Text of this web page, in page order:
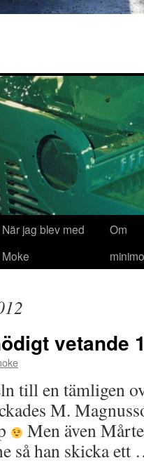
När jag blev med
Moke
Om
vetande
till en tämligen
M.
Men även
så han skicka